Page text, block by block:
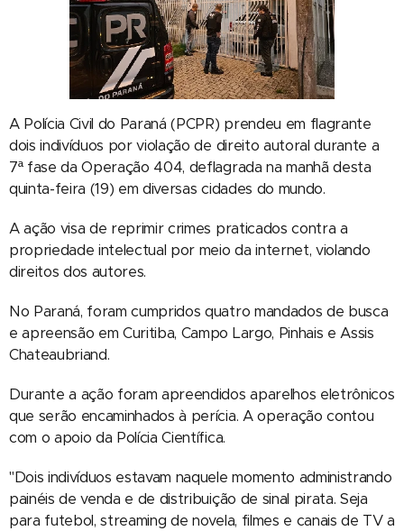
A Polícia Civil do Paraná (PCPR) prendeu em flagrante
dois indivíduos por violação de direito autoral durante a
7ª fase da Operação 404, deflagrada na manhã desta
quinta-feira (19) em diversas cidades do mundo.
A ação visa de reprimir crimes praticados contra a
propriedade intelectual por meio da internet, violando
direitos dos autores.
No Paraná, foram cumpridos quatro mandados de busca
e apreensão em Curitiba, Campo Largo, Pinhais e Assis
Chateaubriand.
Durante a ação foram apreendidos aparelhos eletrônicos
que serão encaminhados à perícia. A operação contou
com o apoio da Polícia Científica.
"Dois indivíduos estavam naquele momento administrando
painéis de venda e de distribuição de sinal pirata. Seja
para futebol, streaming de novela, filmes e canais de TV a